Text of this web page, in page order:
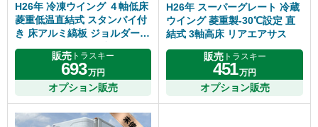
H26年 冷凍ウイング ４軸低床
菱重低温直結式 スタンバイ付
き 床アルミ縞板 ジョルダー４
列 リアエアサス ７速マニュア
ル いすゞギガ 車検付き
販売 トラスキー
693万円
オプション販売
H26年 スーパーグレート 冷蔵
ウイング 菱重製-30℃設定 直
結式 3軸高床 リアエアサス
販売トラスキー
451万円
オプション販売